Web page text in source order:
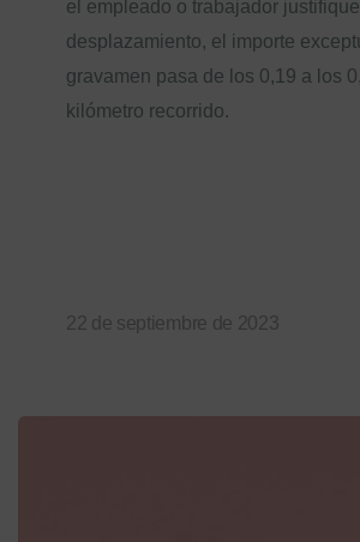
el empleado o trabajador justifique
desplazamiento, el importe
gravamen pasa de los 0,19 a los
kilómetro recorrido.
22 de septiembre de 2023